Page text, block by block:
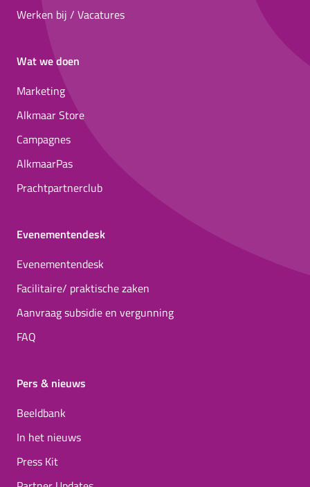
Werken bij / Vacatures
Wat we doen
Marketing
Alkmaar Store
Campagnes
AlkmaarPas
Prachtpartnerclub
Evenementendesk
Evenementendesk
Facilitaire/ praktische zaken
Aanvraag subsidie en vergunning
FAQ
Pers & nieuws
Beeldbank
In het nieuws
Press Kit